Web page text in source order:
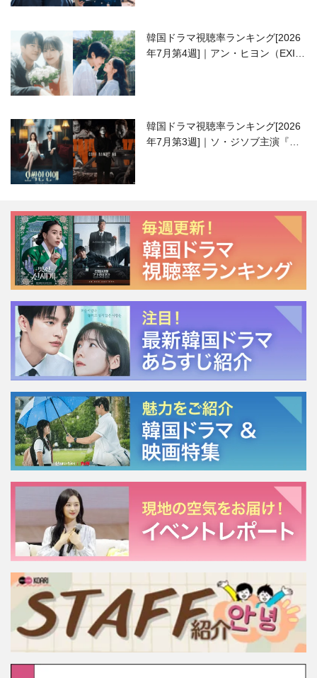
韓国ドラマ視聴率ランキング[2026
年7月第4週]｜アン・ヒヨン（EXID
韓国ドラマ視聴率ランキング[2026
年7月第3週]｜ソ・ジソブ主演『エ